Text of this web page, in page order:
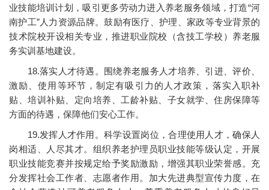
业技能培训计划，吸引更多劳动力进入养老服务领域，打造“河
南护工”人力资源品牌。鼓励有医疗、护理、家政等专业背景的
技术院校开设相关专业，推进职业院校（含技工学校）养老服
务实训基地建设。
18.落实人才待遇。围绕养老服务人才培养、引进、评价、
激励、使用等环节，制定有吸引力的人才政策，落实入职补
贴、培训补贴、定向培养、工龄补贴、子女就学、住房保障等
方面的待遇，保障他们安心工作。
19.发挥人才作用。科学设置岗位，合理使用人才，确保人
岗相适、人尽其才。组织养老护理员职业技能等级认定，开展
职业技能竞赛并按规定给予奖励激励，增强其职业荣誉感。充
分发挥社会工作者、志愿者作用。加大先进典型宣传力度，在